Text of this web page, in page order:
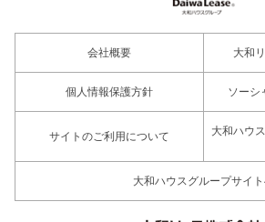
会社概要 大和
個人情報保護方針 ソーシ
サイトのご利用について
大和ハウ
大和ハウスグループサイ